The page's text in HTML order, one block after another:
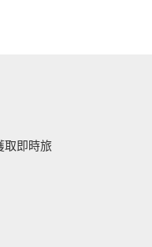
取即時旅